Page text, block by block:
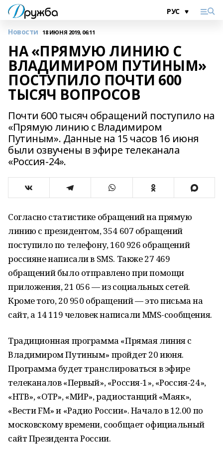
Новости 18 ИЮНЯ 2019, 06:11
НА «ПРЯМУЮ ЛИНИЮ С
ВЛАДИМИРОМ ПУТИНЫМ»
ПОСТУПИЛО ПОЧТИ 600
ТЫСЯЧ ВОПРОСОВ
Почти 600 тысяч обращений поступило на
«Прямую линию с Владимиром
Путиным». Данные на 15 часов 16 июня
были озвучены в эфире телеканала
«Россия-24».
Согласно статистике обращений на прямую
линию с президентом, 354 607 обращений
поступило по телефону, 160 926 обращений
россияне написали в SMS. Также 27 469
обращений было отправлено при помощи
приложения, 21 056 — из социальных сетей.
Кроме того, 20 950 обращений — это письма на
сайт, а 14 119 человек написали MMS-сообщения.
Традиционная программа «Прямая линия с
Владимиром Путиным» пройдет 20 июня.
Программа будет транслироваться в эфире
телеканалов «Первый», «Россия-1», «Россия-24»,
«НТВ», «ОТР», «МИР», радиостанций «Маяк»,
«Вести FM» и «Радио России». Начало в 12.00 по
московскому времени, сообщает официальный
сайт Президента России.